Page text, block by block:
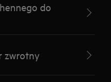
do
zwrotny